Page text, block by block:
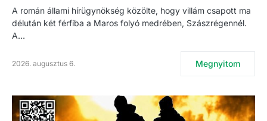
A román állami hírügynökség közölte, hogy villám csapott ma
délután két férfiba a Maros folyó medrében, Szászrégennél.
A…
2026. augusztus 6. Megnyitom